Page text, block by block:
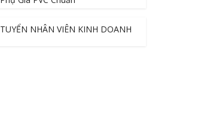
TUYỂN NHÂN VIÊN KINH DOANH